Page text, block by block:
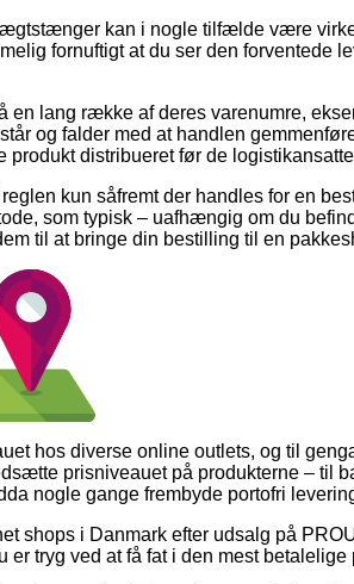
kan i nogle tilfælde være
fornuftigt at du ser den forventede
en lang række af deres varenumre,
og falder med at handlen
distribueret før de
kun såfremt der handles for en
som typisk – uafhængig om du
til at bringe din bestilling til en
hos diverse online outlets, og til
prisniveauet på produkterne – til
nogle gange frembyde portofri
shops i Danmark efter udsalg på
tryg ved at få fat i den mest betalelige